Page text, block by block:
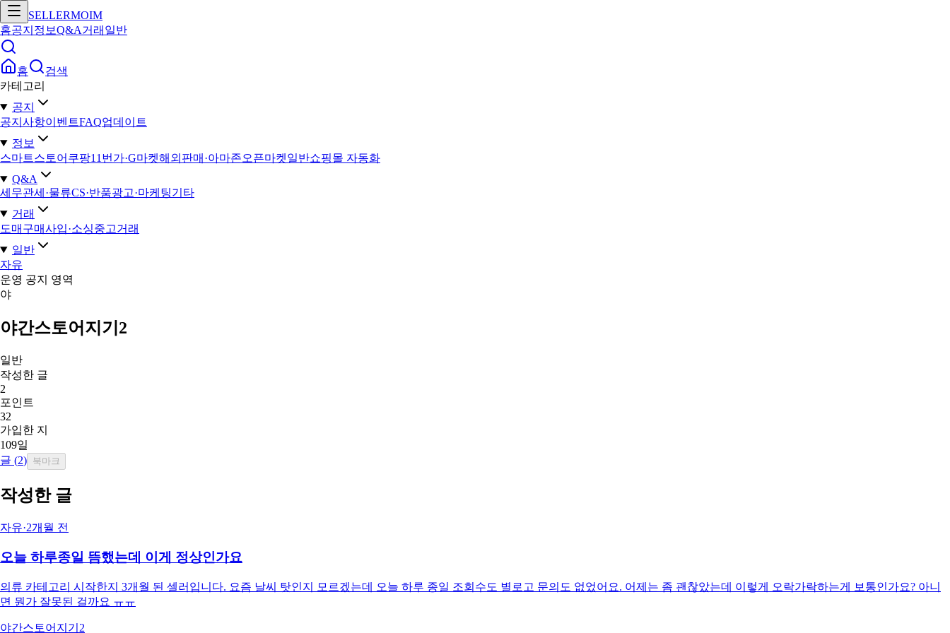
SELLERMOIM
홈공지 정보Q&A거래 일반
홈
검색
카테고리
공지
공지사항이벤트FAQ업데이트
정보
스마트스토어 쿠팡11번가·G마켓해외판매·아마존오픈마켓일반쇼핑몰 자동화
Q&A
세무관세·물류CS·반품광고·마케팅기타
거래
도매구매사입·소싱중고거래
일반
자유
운영 공지 영역
야
야간스토어지기2
일반
작성한 글
2
포인트
32
가입한 지
109일
글 (2) 북마크
작성한 글
자유·2개월 전
오늘 하루종일 뜸했는데 이게 정상인가요
의류 카테고리 시작한지 3개월 된 셀러입니다. 요즘 날씨 탓인지 모르겠는데 오늘 하루 종일 조회수도 별로고 문의도 없었어요. 어제는 좀 괜찮았는데 이렇게 오락가락하는게 보통인가요? 아니
면 뭔가 잘못된 걸까요 ㅠㅠ
야간스토어지기2